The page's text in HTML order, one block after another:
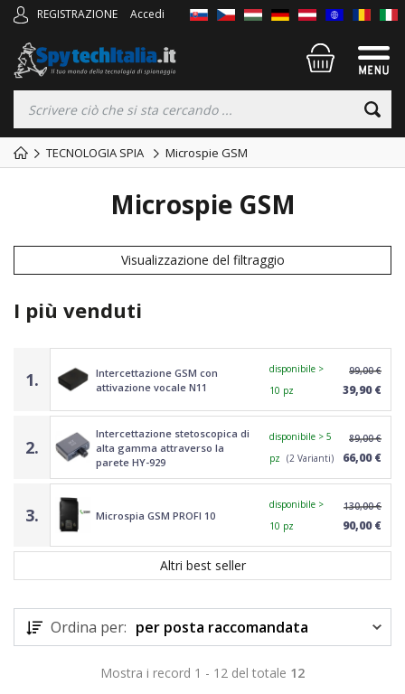
REGISTRAZIONE Accedi
TECNOLOGIA SPIA Microspie GSM
Microspie GSM
Visualizzazione del filtraggio
I più venduti
1.
Intercettazione GSM con
attivazione vocale N11
disponibile >
10 pz
99,00 €
39,90 €
2.
Intercettazione stetoscopica di
alta gamma attraverso la
parete HY-929
disponibile > 5
pz (2 Varianti)
89,00 €
66,00 €
3. Microspia GSM PROFI 10
disponibile >
10 pz
130,00 €
90,00 €
Altri best seller
Ordina per: per posta raccomandata
Mostra i record 1 - 12 del totale 12